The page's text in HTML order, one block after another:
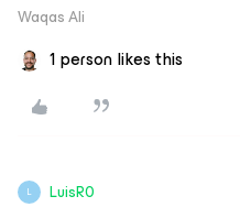
Waqas Ali
1 person likes this
L LuisR0